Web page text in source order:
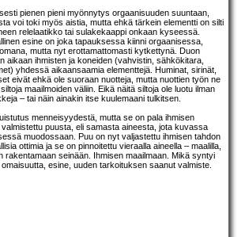
pienen pieni myönnytys orgaanisuuden suuntaan,
voi toki myös aistia, mutta ehkä tärkein elementti on silti
relelaatikko tai sulakekaappi onkaan kyseessä.
esine on joka tapauksessa kiinni orgaanisessa,
mutta nyt erottamattomasti kytkettynä. Duon
aikaan ihmisten ja koneiden (vahvistin, sähkökitara,
yhdessä aikaansaamia elementtejä. Huminat, sirinät,
eivät ehkä ole suoraan nuotteja, mutta nuottien työn ne
maailmoiden väliin. Eikä näitä siltoja ole luotu ilman
– tai näin ainakin itse kuulemaani tulkitsen.
menneisyydestä, mutta se on pala ihmisen
puusta, eli samasta aineesta, jota kuvassa
muodossaan. Puu on nyt valjastettu ihmisen tahdon
ottimia ja se on pinnoitettu vieraalla aineella – maalilla,
rakentamaan seinään. Ihmisen maailmaan. Mikä syntyi
esine, uuden tarkoituksen saanut valmiste.